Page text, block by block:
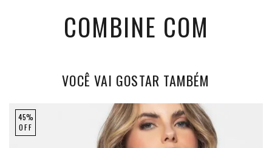
COMBINE COM
VOCÊ VAI GOSTAR TAMBÉM
45%
OFF